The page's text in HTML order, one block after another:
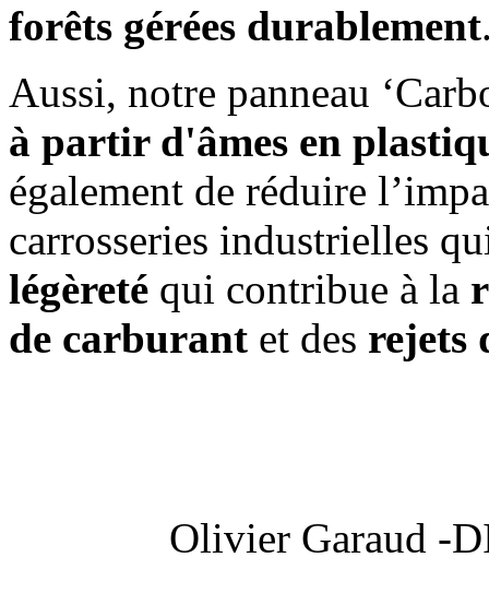
forêts gérées durablement
Aussi, notre panneau
à partir d'âmes en
également de réduire
carrosseries industrielles
légèreté qui contribue à la
de carburant et des rejets
Olivier Garaud -